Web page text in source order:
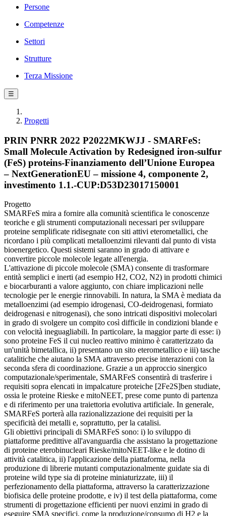
Persone
Competenze
Settori
Strutture
Terza Missione
☰
Progetti
PRIN PNRR 2022 P2022MKWJJ - SMARFeS:
Small Molecule Activation by Redesigned iron-sulfur
(FeS) proteins-Finanziamento dell’Unione Europea
– NextGenerationEU – missione 4, componente 2,
investimento 1.1.-CUP:D53D23017150001
Progetto
SMARFeS mira a fornire alla comunità scientifica le conoscenze
teoriche e gli strumenti computazionali necessari per sviluppare
proteine semplificate ridisegnate con siti attivi eterometallici, che
ricordano i più complicati metalloenzimi rilevanti dal punto di vista
bioenergetico. Questi sistemi saranno in grado di attivare e
convertire piccole molecole legate all'energia.
L'attivazione di piccole molecole (SMA) consente di trasformare
entità semplici e inerti (ad esempio H2, CO2, N2) in prodotti chimici
e biocarburanti a valore aggiunto, con chiare implicazioni nelle
tecnologie per le energie rinnovabili. In natura, la SMA è mediata da
metalloenzimi (ad esempio idrogenasi, CO-deidrogenasi, formiato
deidrogenasi e nitrogenasi), che sono intricati dispositivi molecolari
in grado di svolgere un compito così difficile in condizioni blande e
con velocità ineguagliabili. In particolare, la maggior parte di esse: i)
sono proteine FeS il cui nucleo reattivo minimo è caratterizzato da
un'unità bimetallica, ii) presentano un sito eterometallico e iii) tasche
catalitiche che aiutano la SMA attraverso precise interazioni con la
seconda sfera di coordinazione. Grazie a un approccio sinergico
computazionale/sperimentale, SMARFeS consentirà di trasferire i
requisiti sopra elencati in impalcature proteiche [2Fe2S]ben studiate,
ossia le proteine Rieske e mitoNEET, prese come punto di partenza
e di riferimento per una traiettoria evolutiva artificiale. In generale,
SMARFeS porterà alla razionalizzazione dei requisiti per la
specificità dei metalli e, soprattutto, per la catalisi.
Gli obiettivi principali di SMARFeS sono: i) lo sviluppo di
piattaforme predittive all'avanguardia che assistano la progettazione
di proteine eterobinucleari Rieske/mitoNEET-like e le dotino di
attività catalitica, ii) l'applicazione della piattaforma, nella
produzione di librerie mutanti computazionalmente guidate sia di
proteine wild type sia di proteine miniaturizzate, iii) il
perfezionamento della piattaforma, attraverso la caratterizzazione
biofisica delle proteine prodotte, e iv) il test della piattaforma, come
strumenti di progettazione efficienti per nuovi enzimi in grado di
eseguire SMA specifici, come la produzione/consumo di H2 e la